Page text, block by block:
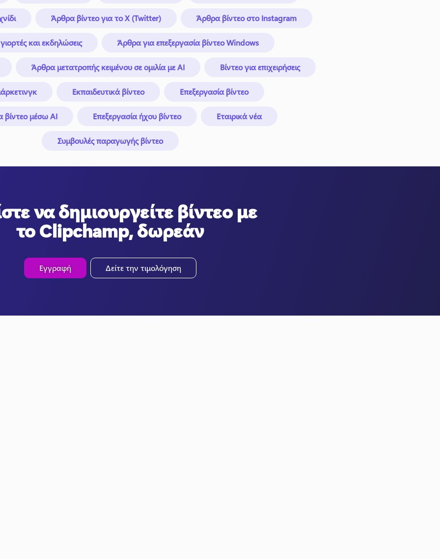
Άρθρα βίντεο για το X (Twitter) Άρθρα βίντεο στο Instagram
και εκδηλώσεις Άρθρα για επεξεργασία βίντεο Windows
Άρθρα μετατροπής κειμένου σε ομιλία με AI Βίντεο για επιχειρήσεις
Εκπαιδευτικά βίντεο Επεξεργασία βίντεο
βίντεο μέσω AI Επεξεργασία ήχου βίντεο Εταιρικά νέα
Συμβουλές παραγωγής βίντεο
να δημιουργείτε βίντεο με
το Clipchamp, δωρεάν
Εγγραφή Δείτε την τιμολόγηση